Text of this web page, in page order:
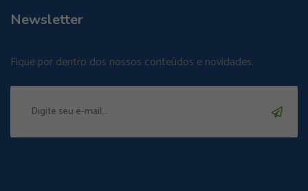
Newsletter
Fique por dentro dos nossos conteúdos e novidades.